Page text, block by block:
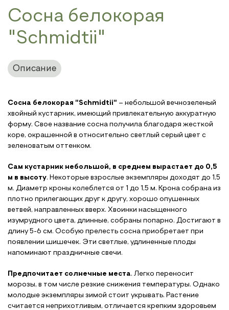
Сосна белокорая
"Schmidtii"
Описание
Сосна белокорая "Schmidtii" – небольшой вечнозеленый
хвойный кустарник, имеющий привлекательную аккуратную
форму. Свое название сосна получила благодаря жесткой
коре, окрашенной в относительно светлый серый цвет с
зеленоватым оттенком.
Сам кустарник небольшой, в среднем вырастает до 0,5
м в высоту. Некоторые взрослые экземпляры доходят до 1,5
м. Диаметр кроны колеблется от 1 до 1,5 м. Крона собрана из
плотно прилегающих друг к другу, хорошо опушенных
ветвей, направленных вверх. Хвоинки насыщенного
изумрудного цвета, длинные, собраны попарно. Достигают в
длину 5-6 см. Особую прелесть сосна приобретает при
появлении шишечек. Эти светлые, удлиненные плоды
напоминают праздничные свечи.
Предпочитает солнечные места. Легко переносит
морозы, в том числе резкие снижения температуры. Однако
молодые экземпляры зимой стоит укрывать. Растение
считается неприхотливым, отличается крепким здоровьем